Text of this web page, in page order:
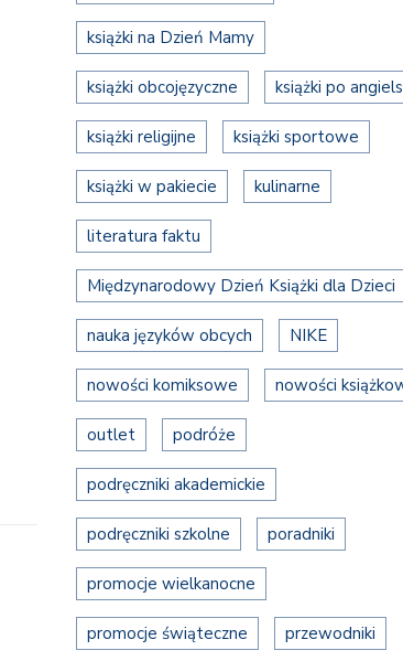
książki na Dzień Mamy
książki obcojęzyczne książki po
książki religijne książki sportowe
książki w pakiecie kulinarne
literatura faktu
Międzynarodowy Dzień Książki dla Dzieci
nauka języków obcych NIKE
nowości komiksowe nowości
outlet podróże
podręczniki akademickie
podręczniki szkolne poradniki
promocje wielkanocne
promocje świąteczne przewodniki